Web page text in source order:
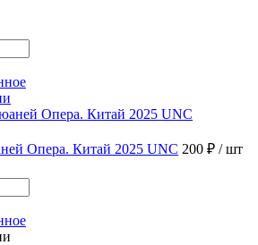
Опера. Китай 2025 UNC 200 ₽ / шт